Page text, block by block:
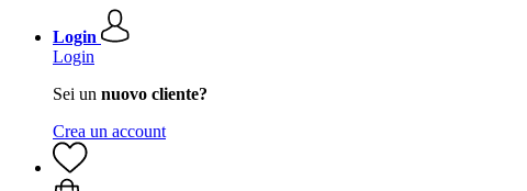
Login
Login
Sei un nuovo cliente?
Crea un account